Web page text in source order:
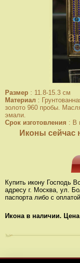
Размер : 11.8-15.3 см
Материал :
золото 960 пробы.
эмали.
Срок изготовления : В
Иконы сейчас
Купить икону Господь
адресу г. Москва, ул.
паспорта либо с
Икона в наличии. Цена